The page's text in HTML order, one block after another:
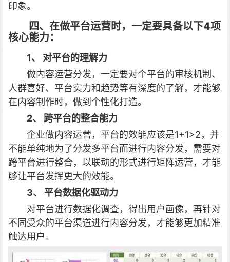
印象。
四、在做平台运营时，一定要具备以下4项
核心能力：
1、 对平台的理解力
做内容运营分发，一定要对个平台的审核机制、
人群喜好、平台实力和趋势等有深度的了解，才能够
在内容制作时，做到个性化打造。
2、 跨平台的整合能力
企业做内容运营，平台的效能应该是1+1>2，并
不能单纯地为了分发多平台而进行内容分发，需要对
跨平台进行整合，以联动的形式进行矩阵运营，才能
够让平台发挥更大的效能。
3、 平台数据化驱动力
对平台进行数据化调查，得出用户画像，再针对
不同受众的平台渠道进行内容分发，才能够更加精准
触达用户。